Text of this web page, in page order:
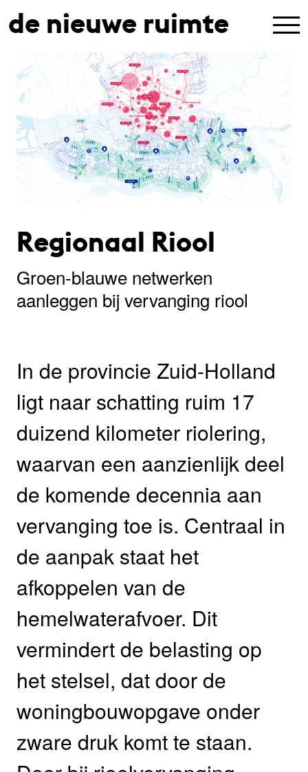
de nieuwe ruimte
Regionaal Riool
Groen-blauwe netwerken
aanleggen bij vervanging riool
In de provincie Zuid-Holland
ligt naar schatting ruim 17
duizend kilometer riolering,
waarvan een aanzienlijk deel
de komende decennia aan
vervanging toe is. Centraal in
de aanpak staat het
afkoppelen van de
hemelwaterafvoer. Dit
vermindert de belasting op
het stelsel, dat door de
woningbouwopgave onder
zware druk komt te staan.